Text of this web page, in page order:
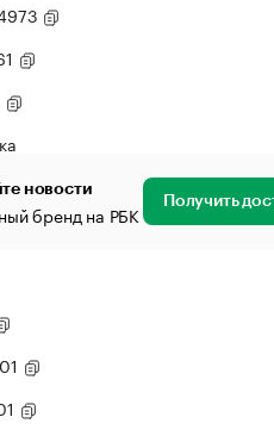
новости
бренд на РБК Получить